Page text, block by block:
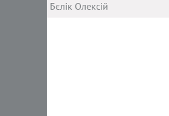
Бєлік Олексій